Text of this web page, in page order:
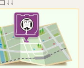
↓↓